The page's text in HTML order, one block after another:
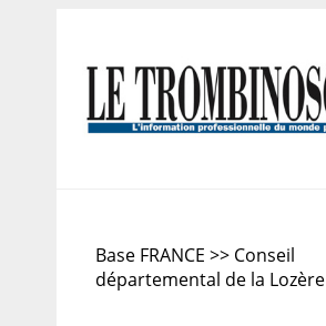
Base FRANCE >> Conseil
départemental de la Lozère